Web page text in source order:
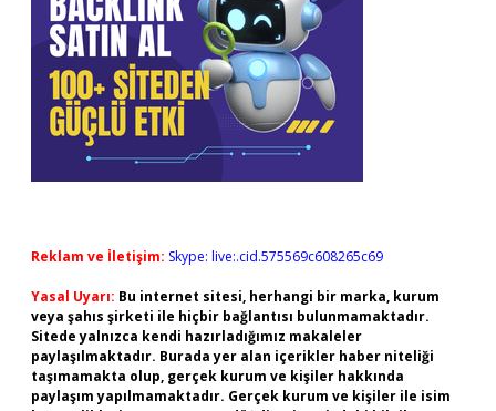
Reklam ve İletişim: Skype: live:.cid.575569c608265c69
Yasal Uyarı: Bu internet sitesi, herhangi bir marka, kurum
veya şahıs şirketi ile hiçbir bağlantısı bulunmamaktadır.
Sitede yalnızca kendi hazırladığımız makaleler
paylaşılmaktadır. Burada yer alan içerikler haber niteliği
taşımamakta olup, gerçek kurum ve kişiler hakkında
paylaşım yapılmamaktadır. Gerçek kurum ve kişiler ile isim